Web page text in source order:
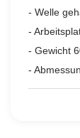
- Welle
-
- Gewicht
-